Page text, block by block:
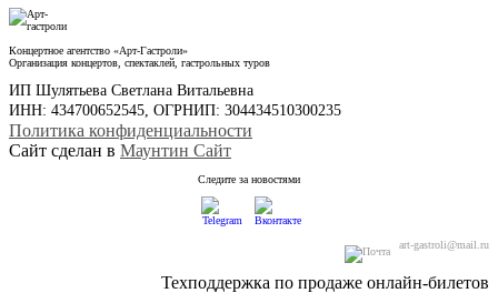
Концертное агентство «Арт-Гастроли»
Организация концертов, спектаклей, гастрольных туров
ИП Шулятьева Светлана Витальевна
ИНН: 434700652545, ОГРНИП: 304434510300235
Политика конфиденциальности
Сайт сделан в Маунтин Сайт
Следите за новостями
art-gastroli@mail.ru
Техподдержка по продаже онлайн-билетов